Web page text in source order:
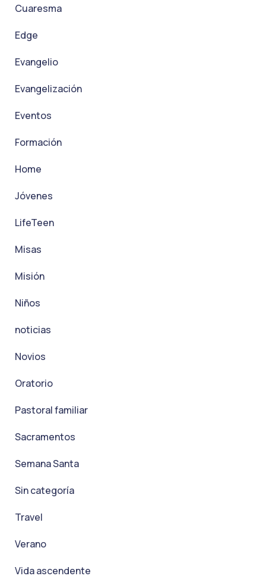
Cuaresma
Edge
Evangelio
Evangelización
Eventos
Formación
Home
Jóvenes
LifeTeen
Misas
Misión
Niños
noticias
Novios
Oratorio
Pastoral familiar
Sacramentos
Semana Santa
Sin categoría
Travel
Verano
Vida ascendente